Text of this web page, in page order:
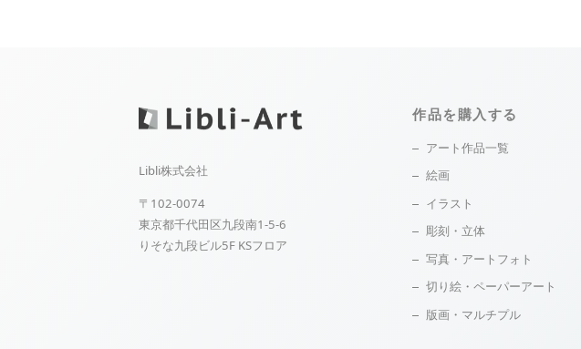
Libli株式会社
〒102-0074
東京都千代田区九段南1-5-6
りそな九段ビル5F KSフロア
作品を購入する
アート作品一覧
絵画
イラスト
彫刻・立体
写真・アートフォト
切り絵・ペーパーアート
版画・マルチプル